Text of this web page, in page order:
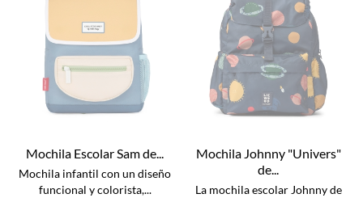
Mochila Escolar Sam de...
Mochila infantil con un diseño
funcional y colorista,...
Mochila Johnny "Univers"
de...
La mochila escolar Johnny de